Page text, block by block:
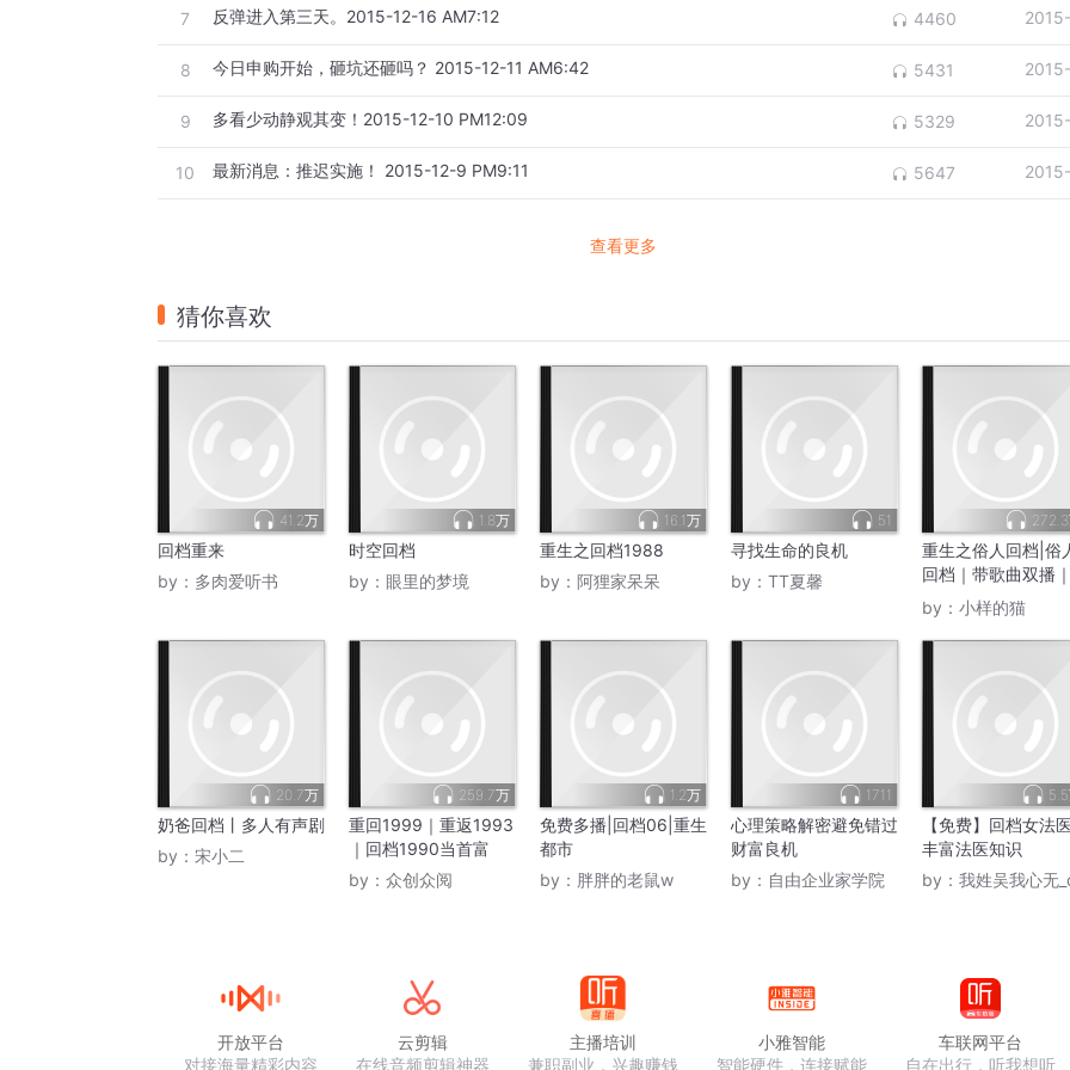
7 反弹进入第三天。2015-12-16 AM7:12 4460
8 今日申购开始，砸坑还砸吗？ 2015-12-11 AM6:42 5431
9 多看少动静观其变！2015-12-10 PM12:09 5329
10 最新消息：推迟实施！ 2015-12-9 PM9:11 5647
查看更多
猜你喜欢
41.2万
回档重来
by： 多肉爱听书
1.8万
时空回档
by： 眼里的梦境
16.1万
重生之回档1988
by： 阿狸家呆呆
51
寻找生命的良机
by： TT夏馨
重生之俗人回档|俗
回档｜带歌曲双播
样的猫｜VIP免费
by： 小样的猫
20.7万
奶爸回档丨多人有声剧
by： 宋小二
259.7万
重回1999｜重返1993
｜回档1990当首富
by： 众创众阅
1.2万
免费多播|回档06|重生
都市
by： 胖胖的老鼠w
1711
心理策略解密避免错过
财富良机
by： 自由企业家学院
【免费】回档女法
丰富法医知识
by： 我姓吴我心无
开放平台
对接海量精彩内容
云剪辑
在线音频剪辑神器
主播培训
兼职副业，兴趣赚钱
小雅智能
智能硬件，连接赋能
车联网平台
自在出行，听我想听